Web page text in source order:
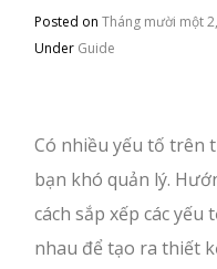
Posted onTháng mười một
Under Guide
Có nhiều yếu tố trên
bạn khó quản lý.
cách sắp xếp các
nhau để tạo ra thiết